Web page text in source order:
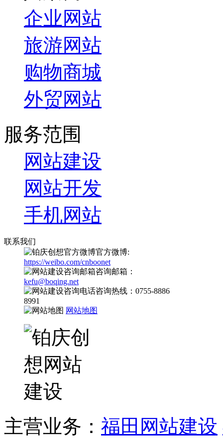
企业网站
旅游网站
购物商城
外贸网站
服务范围
网站建设
网站开发
手机网站
联系我们
官方微博:
https://weibo.com/cnboonet
咨询邮箱：
kefu@boqing.net
咨询热线：0755-8886
8991
网站地图
主营业务： 福田网站建设